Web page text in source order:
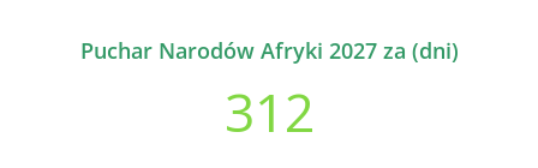
Puchar Narodów Afryki 2027 za (dni)
312